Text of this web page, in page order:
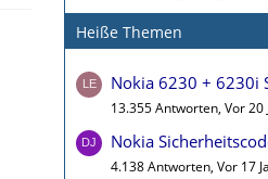
Heiße Themen
Nokia 6230 + 6230i
13.355 Antworten, Vor 20
Nokia
4.138 Antworten, Vor 17